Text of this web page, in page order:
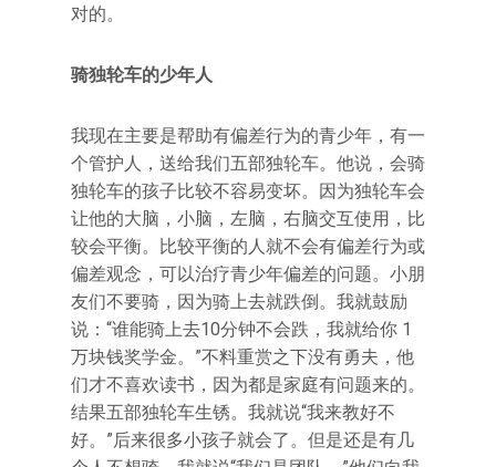
对的。
骑独轮车的少年人
我现在主要是帮助有偏差行为的青少年，有一
个管护人，送给我们五部独轮车。他说，会骑
独轮车的孩子比较不容易变坏。因为独轮车会
让他的大脑，小脑，左脑，右脑交互使用，比
较会平衡。比较平衡的人就不会有偏差行为或
偏差观念，可以治疗青少年偏差的问题。小朋
友们不要骑，因为骑上去就跌倒。我就鼓励
说：“谁能骑上去10分钟不会跌，我就给你 1
万块钱奖学金。”不料重赏之下没有勇夫，他
们才不喜欢读书，因为都是家庭有问题来的。
结果五部独轮车生锈。我就说“我来教好不
好。”后来很多小孩子就会了。但是还是有几